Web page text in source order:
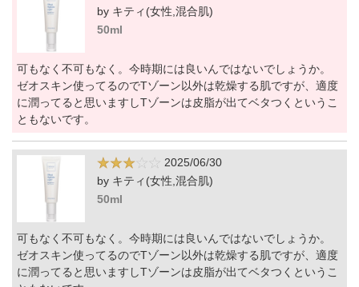
by キティ(女性,混合肌)
50ml
可もなく不可もなく。今時期には良いんではないでしょうか。
ゼオスキン使ってるのでTゾーン以外は乾燥する肌ですが、適度
に潤ってると思いますしTゾーンは皮脂が出てベタつくというこ
ともないです。
2025/06/30
by キティ(女性,混合肌)
50ml
可もなく不可もなく。今時期には良いんではないでしょうか。
ゼオスキン使ってるのでTゾーン以外は乾燥する肌ですが、適度
に潤ってると思いますしTゾーンは皮脂が出てベタつくというこ